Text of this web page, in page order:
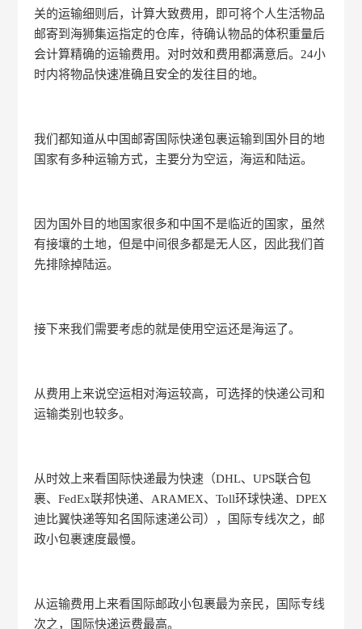
关的运输细则后，计算大致费用，即可将个人生活物品
邮寄到海狮集运指定的仓库，待确认物品的体积重量后
会计算精确的运输费用。对时效和费用都满意后。24小
时内将物品快速准确且安全的发往目的地。
我们都知道从中国邮寄国际快递包裹运输到国外目的地
国家有多种运输方式，主要分为空运，海运和陆运。
因为国外目的地国家很多和中国不是临近的国家，虽然
有接壤的土地，但是中间很多都是无人区，因此我们首
先排除掉陆运。
接下来我们需要考虑的就是使用空运还是海运了。
从费用上来说空运相对海运较高，可选择的快递公司和
运输类别也较多。
从时效上来看国际快递最为快速（DHL、UPS联合包
裹、FedEx联邦快递、ARAMEX、Toll环球快递、DPEX
迪比翼快递等知名国际速递公司），国际专线次之，邮
政小包裹速度最慢。
从运输费用上来看国际邮政小包裹最为亲民，国际专线
次之，国际快递运费最高。